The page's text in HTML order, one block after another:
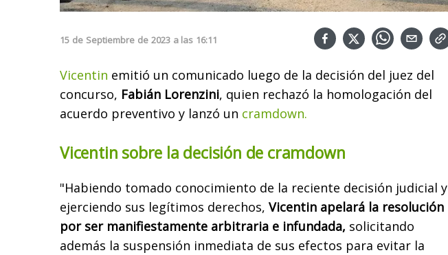
15 de Septiembre de 2023 a las 16:11
Vicentin emitió un comunicado luego de la decisión del juez del
concurso, Fabián Lorenzini, quien rechazó la homologación del
acuerdo preventivo y lanzó un cramdown.
Vicentin sobre la decisión de cramdown
"Habiendo tomado conocimiento de la reciente decisión judicial y
ejerciendo sus legítimos derechos, Vicentin apelará la resolución
por ser manifiestamente arbitraria e infundada, solicitando
además la suspensión inmediata de sus efectos para evitar la